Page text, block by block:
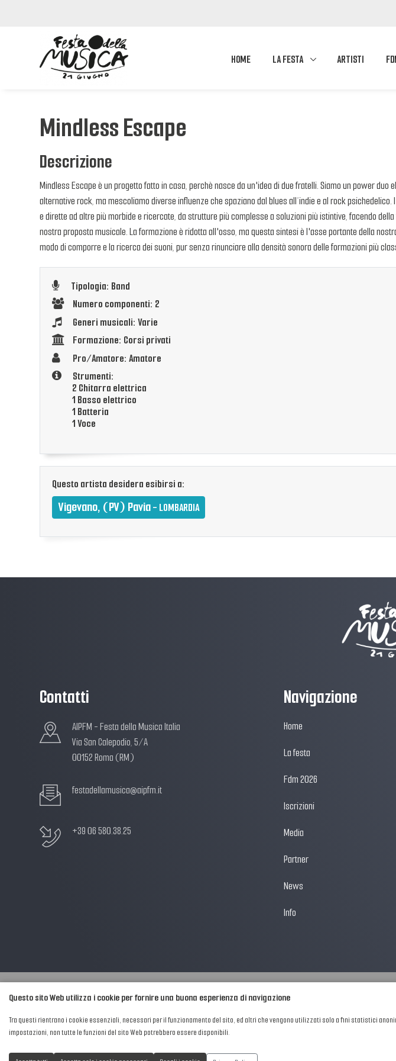
HOME LA FESTA ARTISTI
Mindless Escape
Descrizione
Mindless Escape è un progetto fatto in casa, perchè nasce da un'idea di due fratelli. Siamo un power duo
alternative rock, ma mescoliamo diverse influenze che spaziano dal blues all’indie e al rock psichedelico.
e dirette ad altre più morbide e ricercate, da strutture più complesse a soluzioni più istintive, facendo
nostra proposta musicale. La formazione è ridotta all'osso, ma questa sintesi è l'asse portante della
modo di comporre e la ricerca dei suoni, pur senza rinunciare alla densità sonora delle formazioni più
Tipologia: Band
Numero componenti: 2
Generi musicali: Varie
Formazione: Corsi privati
Pro/Amatore: Amatore
Strumenti:
2 Chitarra elettrica
1 Basso elettrico
1 Batteria
1 Voce
Questo artista desidera esibirsi a:
Vigevano, (PV) Pavia- LOMBARDIA
Contatti
AIPFM - Festa della Musica Italia
Via San Calepodio, 5/A
00152 Roma (RM)
festadellamusica@aipfm.it
+39 06 580.38.25
Navigazione
Home
La festa
Fdm 2026
Iscrizioni
Media
Partner
News
Info
Privacy Policy
Cookies
Questo sito Web utilizza i cookie per fornire una buona esperienza di navigazione
Tra questi rientrano i cookie essenziali, necessari per il funzionamento del sito, ed altri che vengono utilizzati solo a fini statistici
impostazioni, non tutte le funzioni del sito Web potrebbero essere disponibili.